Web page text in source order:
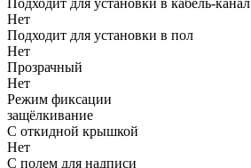
Нет
Подходит для установки в пол
Нет
Прозрачный
Нет
Режим фиксации
защёлкивание
С откидной крышкой
Нет
С полем для надписи